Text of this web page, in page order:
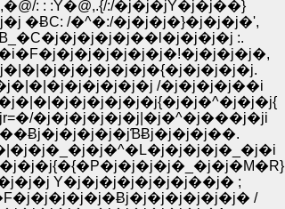
: : :Y�@,.{/:/�j�j�jY�j�j��}
�ɃC: /�^�:/�j�j�j�}�j�j�j�',
:.
�i�F�j�j�j�j�j�j�j�!�j�j�j�j�,
/�j�j�j�j��i
�j�j�j�j�j�j|�j�^�j���j�ji
��Ƀj�j�j�j�j�jƁɃj�j�j�j��.
Y�j�j�j�j�j�j�j��j� ;
/